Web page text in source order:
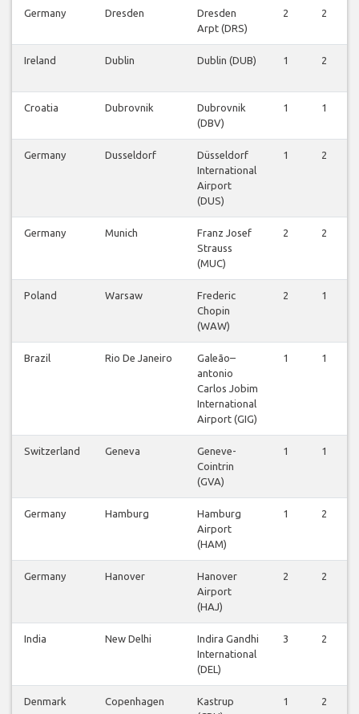
Germany Dresden
Dresden
Arpt (DRS)
2 2
Ireland Dublin Dublin (DUB) 1 2
Croatia Dubrovnik
Dubrovnik
(DBV)
1 1
Germany Dusseldorf
Düsseldorf
International
Airport
(DUS)
1 2
Germany Munich
Franz Josef
Strauss
(MUC)
2 2
Poland Warsaw
Frederic
Chopin
(WAW)
2 1
Brazil Rio De Janeiro
Galeão–
antonio
Carlos Jobim
International
Airport (GIG)
1 1
Switzerland Geneva
Geneve-
Cointrin
(GVA)
1 1
Germany Hamburg
Hamburg
Airport
(HAM)
1 2
Germany Hanover
Hanover
Airport
(HAJ)
2 2
India New Delhi
Indira Gandhi
International
(DEL)
3 2
Denmark Copenhagen
Kastrup
1 2